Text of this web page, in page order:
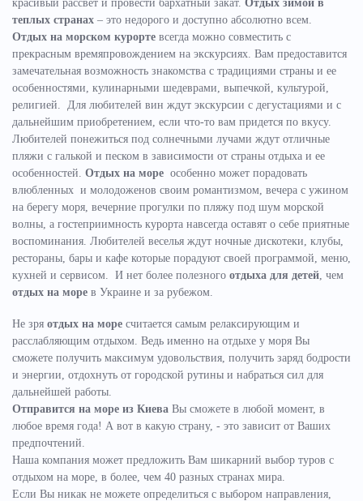
красивый рассвет и провести бархатный закат. Отдых зимой в
теплых странах – это недорого и доступно абсолютно всем.
Отдых на морском курорте всегда можно совместить с
прекрасным времяпровождением на экскурсиях. Вам предоставится
замечательная возможность знакомства с традициями страны и ее
особенностями, кулинарными шедеврами, выпечкой, культурой,
религией. Для любителей вин ждут экскурсии с дегустациями и с
дальнейшим приобретением, если что-то вам придется по вкусу.
Любителей понежиться под солнечными лучами ждут отличные
пляжи с галькой и песком в зависимости от страны отдыха и ее
особенностей. Отдых на море особенно может порадовать
влюбленных и молодоженов своим романтизмом, вечера с ужином
на берегу моря, вечерние прогулки по пляжу под шум морской
волны, а гостеприимность курорта навсегда оставят о себе приятные
воспоминания. Любителей веселья ждут ночные дискотеки, клубы,
рестораны, бары и кафе которые порадуют своей программой, меню,
кухней и сервисом. И нет более полезного отдыха для детей , чем
отдых на море в Украине и за рубежом.
Не зря отдых на море считается самым релаксирующим и
расслабляющим отдыхом. Ведь именно на отдыхе у моря Вы
сможете получить максимум удовольствия, получить заряд бодрости
и энергии, отдохнуть от городской рутины и набраться сил для
дальнейшей работы.
Отправится на море из Киева Вы сможете в любой момент, в
любое время года! А вот в какую страну, - это зависит от Ваших
предпочтений.
Наша компания может предложить Вам шикарний выбор туров с
отдыхом на море, в более, чем 40 разных странах мира.
Если Вы никак не можете определиться с выбором направления,